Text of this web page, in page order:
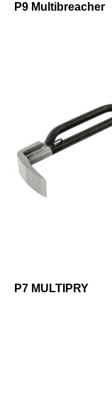
P9 Multibreacher
P7 MULTIPRY